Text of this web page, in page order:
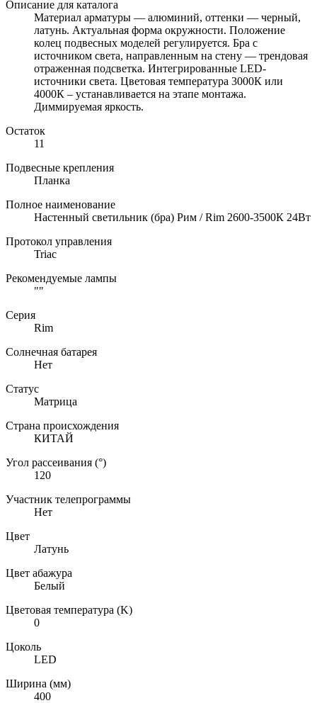
Описание для каталога
Материал арматуры — алюминий, оттенки — черный,
латунь. Актуальная форма окружности. Положение
колец подвесных моделей регулируется. Бра с
источником света, направленным на стену — трендовая
отраженная подсветка. Интегрированные LED-
источники света. Цветовая температура 3000К или
4000К – устанавливается на этапе монтажа.
Диммируемая яркость.
Остаток
11
Подвесные крепления
Планка
Полное наименование
Настенный светильник (бра) Рим / Rim 2600-3500К 24Вт
Протокол управления
Triac
Рекомендуемые лампы
""
Серия
Rim
Солнечная батарея
Нет
Статус
Матрица
Страна происхождения
КИТАЙ
Угол рассеивания (°)
120
Участник телепрограммы
Нет
Цвет
Латунь
Цвет абажура
Белый
Цветовая температура (K)
0
Цоколь
LED
Ширина (мм)
400